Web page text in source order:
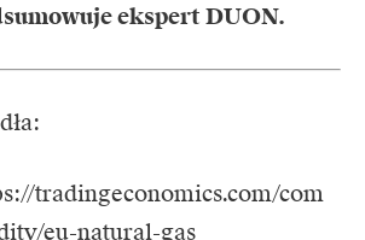
ekspert DUON.
tradingeconomics.com/com
eu-natural-gas